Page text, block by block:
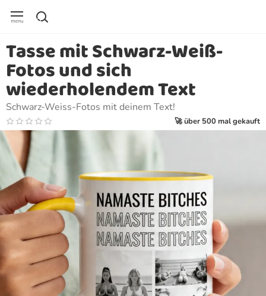
Tasse mit Schwarz-Weiß-
Fotos und sich
wiederholendem Text
Schwarz-Weiss-Fotos mit deinem Text!
🚀 über 500 mal gekauft